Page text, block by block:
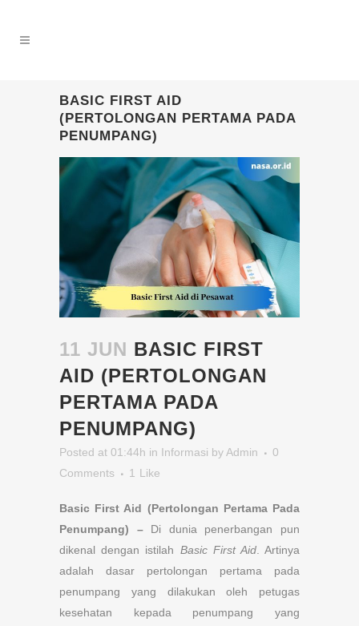
BASIC FIRST AID
(PERTOLONGAN PERTAMA PADA
PENUMPANG)
11 JUN BASIC FIRST
AID (PERTOLONGAN
PERTAMA PADA
PENUMPANG)
Posted at 01:44h in Informasi by Admin
0
Comments
1 Like
Basic First Aid (Pertolongan Pertama Pada
Penumpang) – Di dunia penerbangan pun
dikenal dengan istilah Basic First Aid. Artinya
adalah dasar pertolongan pertama pada
penumpang yang dilakukan oleh petugas
kesehatan kepada penumpang yang